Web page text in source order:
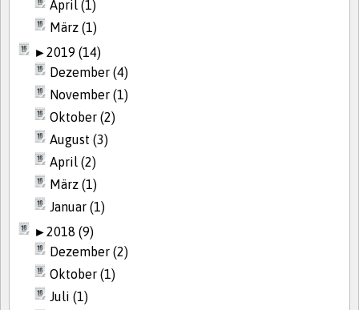
April (1)
März (1)
►2019 (14)
Dezember (4)
November (1)
Oktober (2)
August (3)
April (2)
März (1)
Januar (1)
►2018 (9)
Dezember (2)
Oktober (1)
Juli (1)